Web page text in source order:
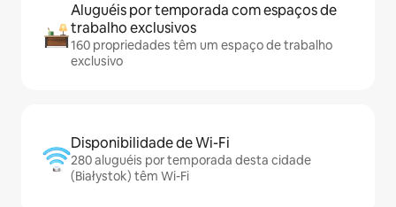
Aluguéis por temporada com espaços de
trabalho exclusivos
160 propriedades têm um espaço de trabalho
exclusivo
Disponibilidade de Wi-Fi
280 aluguéis por temporada desta cidade
(Białystok) têm Wi-Fi